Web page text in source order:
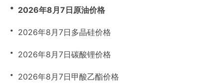
・ 2026年8月7日原油价格
・ 2026年8月7日多晶硅价格
・ 2026年8月7日碳酸锂价格
・ 2026年8月7日甲酸乙酯价格